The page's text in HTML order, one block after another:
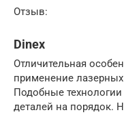
Отзыв:
Dinex
Отличительная
применение
Подобные
деталей на порядок.